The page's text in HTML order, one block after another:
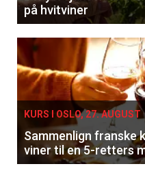
på hvitviner
KURS I OSLO, 27. AUGUST
Sammenlign franske
viner til en 5-retters